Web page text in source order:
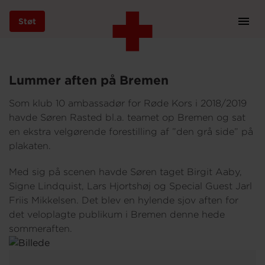
hovedindhold
Støt
Støt
Bliv frivillig
Vores indsatser
Lummer aften på Bremen
Som klub 10 ambassadør for Røde Kors i 2018/2019
havde Søren Rasted bl.a. teamet op Bremen og sat
en ekstra velgørende forestilling af ”den grå side” på
plakaten.
Med sig på scenen havde Søren taget Birgit Aaby,
Signe Lindquist, Lars Hjortshøj og Special Guest Jarl
Friis Mikkelsen. Det blev en hylende sjov aften for
det veloplagte publikum i Bremen denne hede
sommeraften.